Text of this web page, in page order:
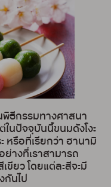
พิธีกรรมทางศาสนา
นปัจจุบันนี้ขนมดังโงะ
หรือที่เรียกว่า ฮานามิ
ย่างที่เราสามารถ
ขียว โดยแต่ละสีจะมี
กันไป